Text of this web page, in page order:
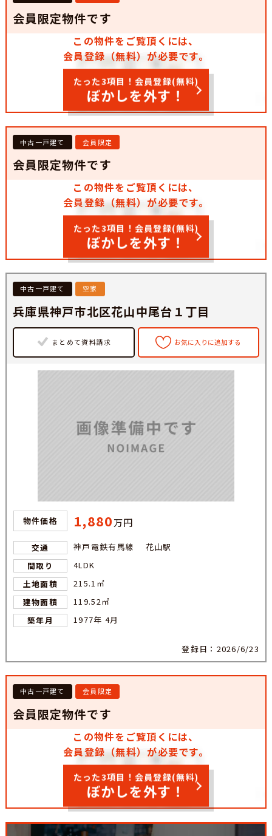
会員限定物件です
この物件をご覧頂くには、
会員登録（無料）が必要です。
たった3項目！会員登録(無料)
ぼかしを外す！
中古一戸建て 会員限定
会員限定物件です
この物件をご覧頂くには、
会員登録（無料）が必要です。
たった3項目！会員登録(無料)
ぼかしを外す！
中古一戸建て 空家
兵庫県神戸市北区花山中尾台１丁目
まとめて資料請求 お気に入りに追加する
物件価格 1,880万円
交通
神戸電鉄有馬線 花山駅
間取り
4LDK
土地面積
215.1㎡
建物面積
119.52㎡
築年月
1977年 4月
登録日：2026/6/23
中古一戸建て 会員限定
会員限定物件です
この物件をご覧頂くには、
会員登録（無料）が必要です。
たった3項目！会員登録(無料)
ぼかしを外す！